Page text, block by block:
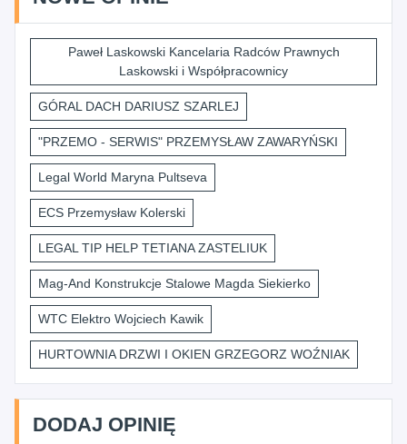
Paweł Laskowski Kancelaria Radców Prawnych
Laskowski i Współpracownicy
GÓRAL DACH DARIUSZ SZARLEJ
"PRZEMO - SERWIS" PRZEMYSŁAW ZAWARYŃSKI
Legal World Maryna Pultseva
ECS Przemysław Kolerski
LEGAL TIP HELP TETIANA ZASTELIUK
Mag-And Konstrukcje Stalowe Magda Siekierko
WTC Elektro Wojciech Kawik
HURTOWNIA DRZWI I OKIEN GRZEGORZ WOŹNIAK
DODAJ OPINIĘ